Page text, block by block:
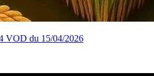
VOD du 15/04/2026